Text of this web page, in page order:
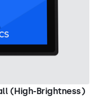
(High-Brightness)